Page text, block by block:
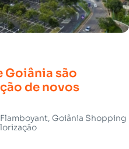
Goiânia são
de novos
Goiânia Shopping